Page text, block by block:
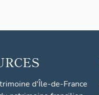
d'Île-de-France